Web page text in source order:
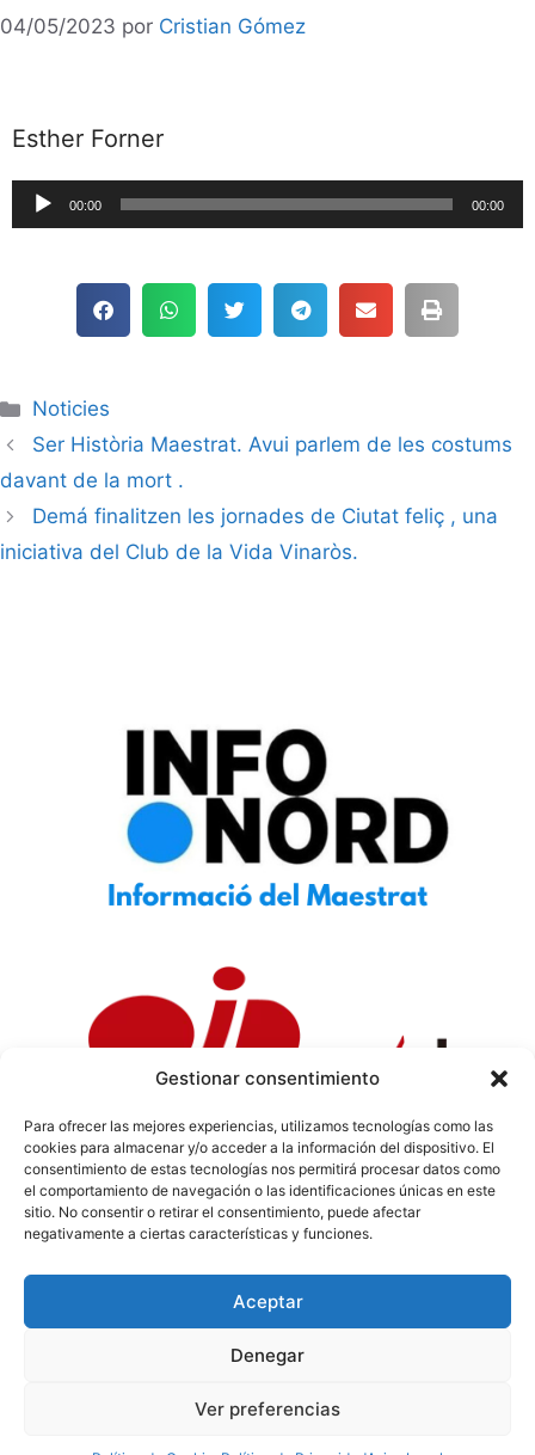
Gestionar consentimiento
Para ofrecer las mejores experiencias, utilizamos tecnologías como las
cookies para almacenar y/o acceder a la información del dispositivo. El
consentimiento de estas tecnologías nos permitirá procesar datos como
el comportamiento de navegación o las identificaciones únicas en este
sitio. No consentir o retirar el consentimiento, puede afectar
negativamente a ciertas características y funciones.
Aceptar
Denegar
Ver preferencias
04/05/2023 por Cristian Gómez
Esther Forner
Reproductor
de
00:00 00:00
Noticies
Ser Història Maestrat. Avui parlem de les costums
davant de la mort .
Demá finalitzen les jornades de Ciutat feliç , una
iniciativa del Club de la Vida Vinaròs.
Política de Privacidad| Política de Cookies|Aviso
Legal|Codi ètic|Tarifes de Publicitat